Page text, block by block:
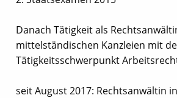
Danach Tätigkeit als
mittelständischen Kanzleien mit
Tätigkeitsschwerpunkt
seit August 2017: Rechtsanwältin